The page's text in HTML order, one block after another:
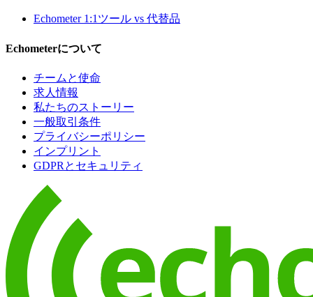
Echometer 1:1ツール vs 代替品
Echometerについて
チームと使命
求人情報
私たちのストーリー
一般取引条件
プライバシーポリシー
インプリント
GDPRとセキュリティ